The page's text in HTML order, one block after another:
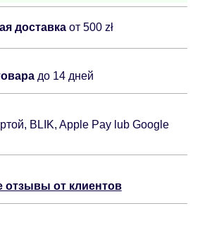
доставка от 500 zł
до 14 дней
BLIK, Apple Pay lub Google
отзывы от клиентов